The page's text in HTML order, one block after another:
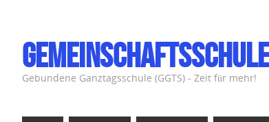
Gebundene Ganztagsschule (GGTS) - Zeit für mehr!